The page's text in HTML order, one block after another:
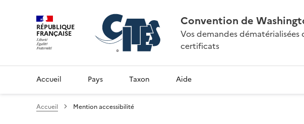
RÉPUBLIQUE
FRANÇAISE
Convention de
Vos demandes dématérialisées
certificats
Accueil Pays Taxon Aide
Accueil Mention accessibilité